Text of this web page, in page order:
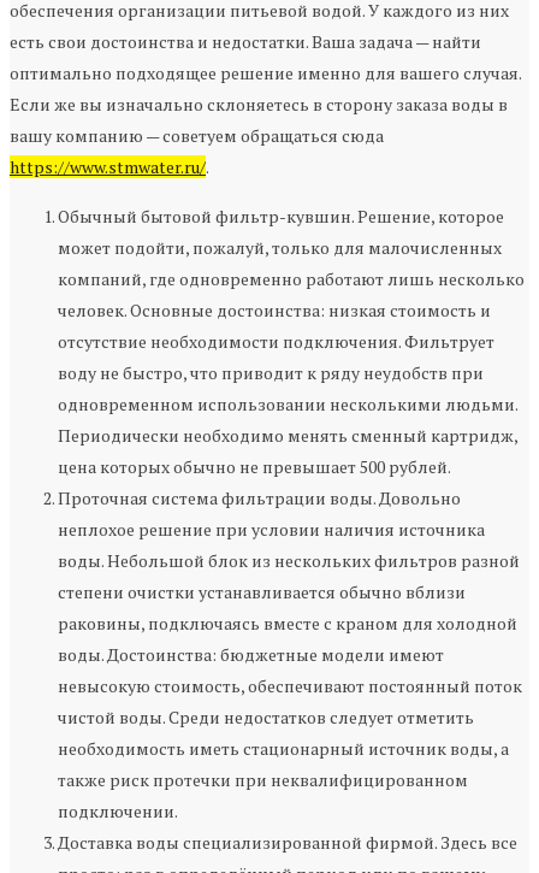
обеспечения организации питьевой водой. У каждого из них
есть свои достоинства и недостатки. Ваша задача — найти
оптимально подходящее решение именно для вашего случая.
Если же вы изначально склоняетесь в сторону заказа воды в
вашу компанию — советуем обращаться сюда
https://www.stmwater.ru/.
Обычный бытовой фильтр-кувшин. Решение, которое
может подойти, пожалуй, только для малочисленных
компаний, где одновременно работают лишь несколько
человек. Основные достоинства: низкая стоимость и
отсутствие необходимости подключения. Фильтрует
воду не быстро, что приводит к ряду неудобств при
одновременном использовании несколькими людьми.
Периодически необходимо менять сменный картридж,
цена которых обычно не превышает 500 рублей.
Проточная система фильтрации воды. Довольно
неплохое решение при условии наличия источника
воды. Небольшой блок из нескольких фильтров разной
степени очистки устанавливается обычно вблизи
раковины, подключаясь вместе с краном для холодной
воды. Достоинства: бюджетные модели имеют
невысокую стоимость, обеспечивают постоянный поток
чистой воды. Среди недостатков следует отметить
необходимость иметь стационарный источник воды, а
также риск протечки при неквалифицированном
подключении.
Доставка воды специализированной фирмой. Здесь все